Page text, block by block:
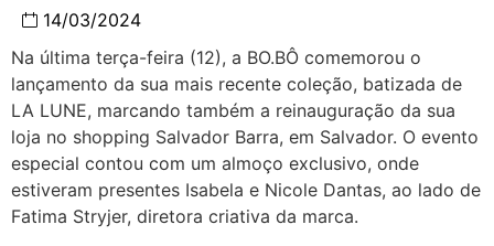
14/03/2024
Na última terça-feira (12), a BO.BÔ comemorou o
lançamento da sua mais recente coleção, batizada de
LA LUNE, marcando também a reinauguração da sua
loja no shopping Salvador Barra, em Salvador. O evento
especial contou com um almoço exclusivo, onde
estiveram presentes Isabela e Nicole Dantas, ao lado de
Fatima Stryjer, diretora criativa da marca.